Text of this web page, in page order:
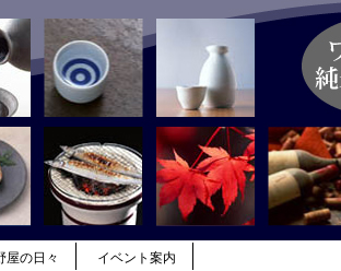
屋の日々 イベント案内